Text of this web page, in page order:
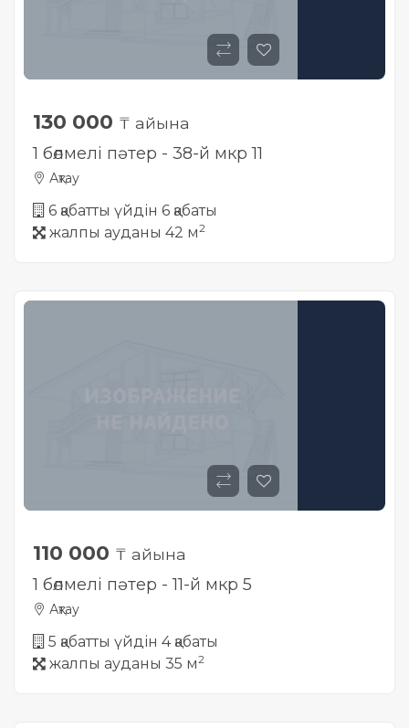
130 000 ₸ айына
1 бөлмелі пәтер - 38-й мкр 11
Ақтау
6 қабатты үйдін 6 қабаты
жалпы ауданы 42 м2
110 000 ₸ айына
1 бөлмелі пәтер - 11-й мкр 5
Ақтау
5 қабатты үйдін 4 қабаты
жалпы ауданы 35 м2